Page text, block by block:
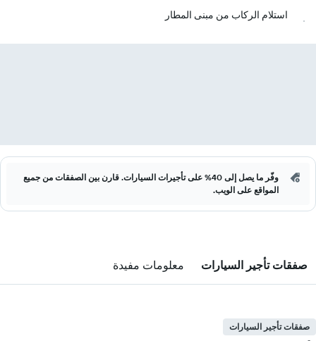
استلام الركاب من مبنى المطار
وفّر ما يصل إلى 40% على تأجيرات السيارات. قارن بين الصفقات من جميع
المواقع على الويب.
صفقات تأجير السيارات معلومات مفيدة
صفقات تأجير السيارات